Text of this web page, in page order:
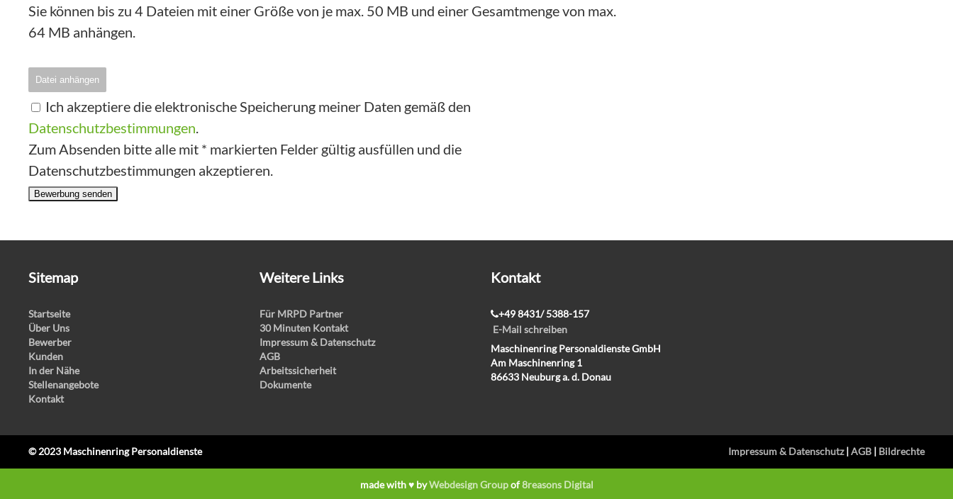
Sie können bis zu 4 Dateien mit einer Größe von je max. 50 MB und einer Gesamtmenge von max.
64 MB anhängen.
Datei anhängen
Ich akzeptiere die elektronische Speicherung meiner Daten gemäß den
Datenschutzbestimmungen.
Zum Absenden bitte alle mit * markierten Felder gültig ausfüllen und die
Datenschutzbestimmungen akzeptieren.
Bewerbung senden
Sitemap
Startseite
Über Uns
Bewerber
Kunden
In der Nähe
Stellenangebote
Kontakt
Weitere Links
Für MRPD Partner
30 Minuten Kontakt
Impressum & Datenschutz
AGB
Arbeitssicherheit
Dokumente
Kontakt
+49 8431/ 5388-157
E-Mail schreiben
Maschinenring Personaldienste GmbH
Am Maschinenring 1
86633 Neuburg a. d. Donau
© 2023 Maschinenring Personaldienste Impressum & Datenschutz| AGB| Bildrechte
made with ♥ byWebdesign Groupof8reasons Digital